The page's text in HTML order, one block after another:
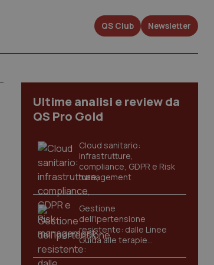
QS Club Newsletter
Ultime analisi e review da
QS Pro Gold
Cloud sanitario:
infrastrutture,
compliance, GDPR e Risk
management
Gestione
dell'Ipertensione
resistente: dalle Linee
Guida alle terapie
innovative